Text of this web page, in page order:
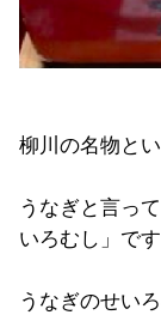
柳川の名物と
うなぎと言っ
いろむし」です
うなぎのせい